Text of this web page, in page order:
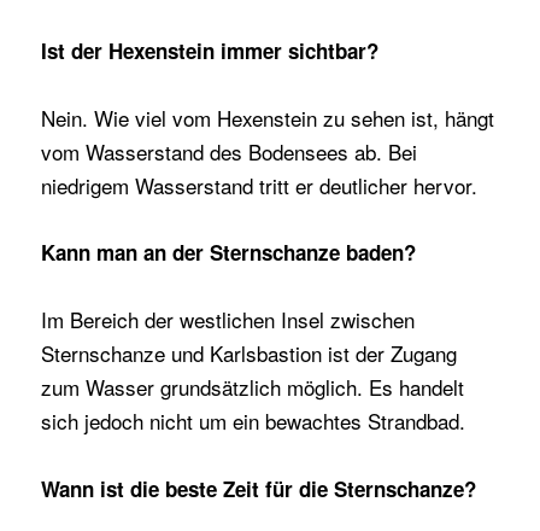
Ist der Hexenstein immer sichtbar?
Nein. Wie viel vom Hexenstein zu sehen ist, hängt
vom Wasserstand des Bodensees ab. Bei
niedrigem Wasserstand tritt er deutlicher hervor.
Kann man an der Sternschanze baden?
Im Bereich der westlichen Insel zwischen
Sternschanze und Karlsbastion ist der Zugang
zum Wasser grundsätzlich möglich. Es handelt
sich jedoch nicht um ein bewachtes Strandbad.
Wann ist die beste Zeit für die Sternschanze?